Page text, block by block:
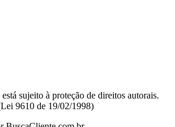
sujeito à proteção de direitos autorais.
9610 de 19/02/1998)